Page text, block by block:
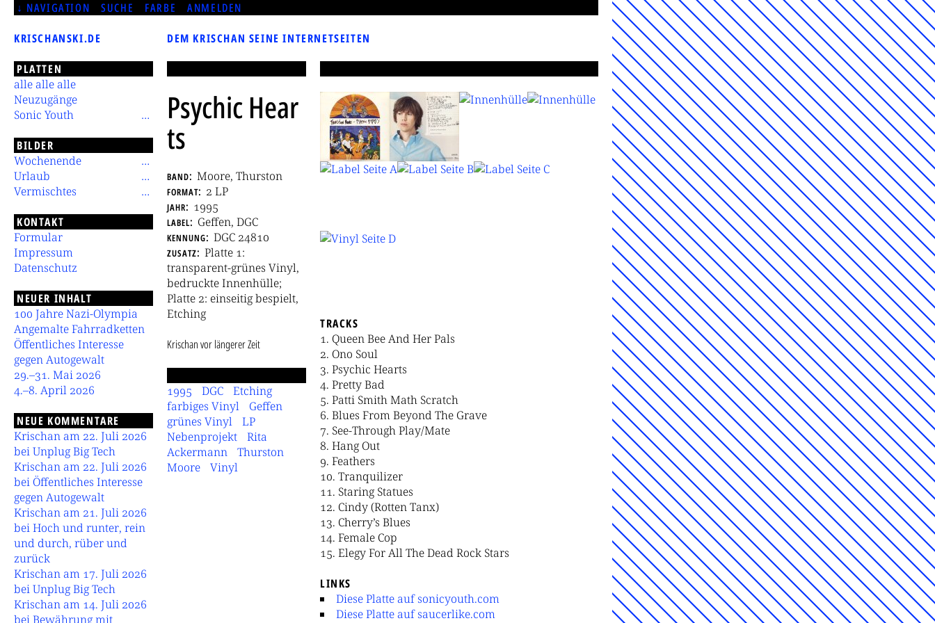
NAVIGATION SUCHE FARBE ANMELDEN
KRISCHANSKI.DE DEM KRISCHAN SEINE INTERNETSEITEN
Psychic Hear
ts
band Moore, Thurston
format 2 LP
jahr 1995
label Geffen, DGC
kennung DGC 24810
zusatz Platte 1:
transparent-grünes Vinyl,
bedruckte Innenhülle;
Platte 2: einseitig bespielt,
Etching
Krischanvor längerer Zeit
TRACKS
Queen Bee And Her Pals
Ono Soul
Psychic Hearts
Pretty Bad
Patti Smith Math Scratch
Blues From Beyond The Grave
See-Through Play/Mate
Hang Out
Feathers
Tranquilizer
Staring Statues
Cindy (Rotten Tanx)
Cherry’s Blues
Female Cop
Elegy For All The Dead Rock Stars
LINKS
Diese Platte auf sonicyouth.com
Diese Platte auf saucerlike.com
1995 DGC
Etching
farbiges Vinyl
Geffen
grünes Vinyl
LP
Nebenprojekt
Rita
Ackermann
Thurston
Moore
Vinyl
PLATTEN
alle alle alle
Neuzugänge
Sonic Youth
BILDER
Wochenende
Urlaub
Vermischtes
KONTAKT
Formular
Impressum
Datenschutz
NEUER INHALT
100 Jahre Nazi-Olympia
Angemalte Fahrradketten
Öffentliches Interesse
gegen Autogewalt
29.–31. Mai 2026
4.–8. April 2026
NEUE KOMMENTARE
Krischan am 22. Juli 2026
bei Unplug Big Tech
Krischan am 22. Juli 2026
bei Öffentliches Interesse
gegen Autogewalt
Krischan am 21. Juli 2026
bei Hoch und runter, rein
und durch, rüber und
zurück
Krischan am 17. Juli 2026
bei Unplug Big Tech
Krischan am 14. Juli 2026
bei Bewährung mit